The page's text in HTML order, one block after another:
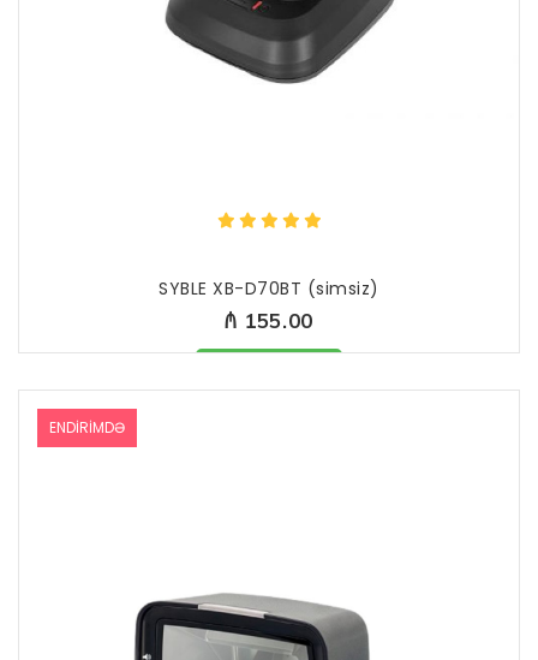
SYBLE XB-D70BT (simsiz)
₼ 155.00
Məhsul mövcüddur
ENDIRIMDƏ